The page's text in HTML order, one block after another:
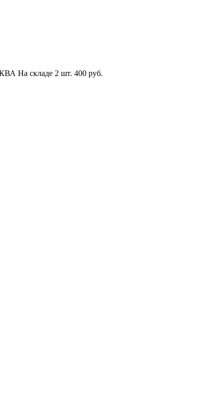
На складе 2 шт. 400 руб.